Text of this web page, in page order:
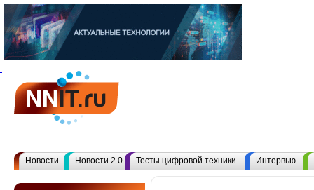
Новости Новости 2.0 Тесты цифровой техники Интервью